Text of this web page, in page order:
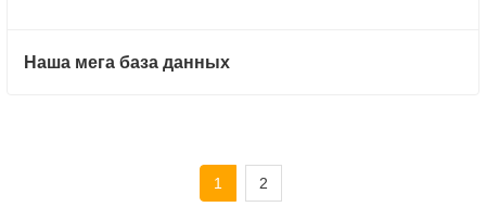
Наша мега база данных
1 2